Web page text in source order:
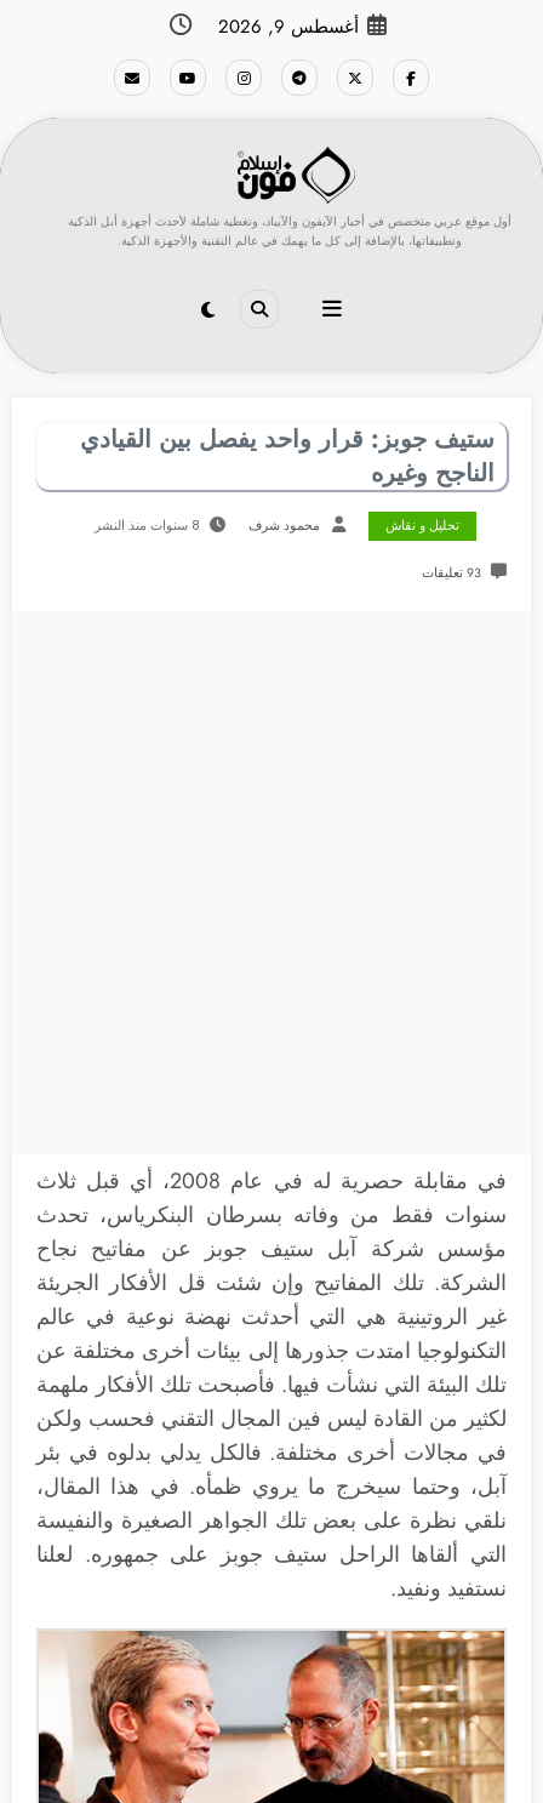
أغسطس 9, 2026
أول موقع عربي متخصص في أخبار الآيفون والآيباد، وتغطية شاملة لأحدث أجهزة أبل الذكية
وتطبيقاتها، بالإضافة إلى كل ما يهمك في عالم التقنية والأجهزة الذكية.
ستيف جوبز: قرار واحد يفصل بين القيادي
الناجح وغيره
تحليل و نقاش محمود شرف 8 سنوات منذ النشر
93 تعليقات
في مقابلة حصرية له في عام 2008، أي قبل ثلاث
سنوات فقط من وفاته بسرطان البنكرياس، تحدث
مؤسس شركة آبل ستيف جوبز عن مفاتيح نجاح
الشركة. تلك المفاتيح وإن شئت قل الأفكار الجريئة
غير الروتينية هي التي أحدثت نهضة نوعية في عالم
التكنولوجيا امتدت جذورها إلى بيئات أخرى مختلفة عن
تلك البيئة التي نشأت فيها. فأصبحت تلك الأفكار ملهمة
لكثير من القادة ليس فين المجال التقني فحسب ولكن
في مجالات أخرى مختلفة. فالكل يدلي بدلوه في بئر
آبل، وحتما سيخرج ما يروي ظمأه. في هذا المقال،
نلقي نظرة على بعض تلك الجواهر الصغيرة والنفيسة
التي ألقاها الراحل ستيف جوبز على جمهوره. لعلنا
نستفيد ونفيد.